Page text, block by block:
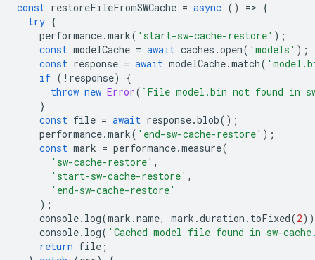
const restoreFileFromSWCache = async () => {
try {
performance.mark( 'start-sw-cache-restore' );
const modelCache = await caches .open( 'models' );
const response = await modelCache.match(
if ( ! response)
{
throw new Error( `File model.bin not found in
}
const file = await response.blob();
performance.mark( 'end-sw-cache-restore' );
const mark = performance.measure(
'sw-cache-restore' ,
'start-sw-cache-restore' ,
'end-sw-cache-restore'
);
console. log(mark .name, mark .duration . toFixed(2
console. log( 'Cached model file found in sw-
return file ;